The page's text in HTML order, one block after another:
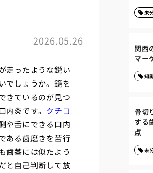
2026.05.26
走ったような鋭い
でしょうか。鏡を
きているのが見つ
炎です。 クチコ
や舌にできる口内
ある歯磨きを苦行
歯茎には似たよう
と自己判断して放
未
関西
マー
知
骨切
する
点
未